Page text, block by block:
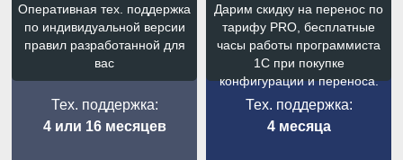
Оперативная тех. поддержка
по индивидуальной версии
правил разработанной для
вас
Тех. поддержка:
4 или 16 месяцев
Дарим скидку на перенос по
тарифу PRO, бесплатные
часы работы программиста
1С при покупке
конфигурации и переноса.
Тех. поддержка:
4 месяца